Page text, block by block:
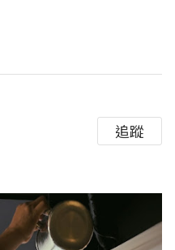
追蹤